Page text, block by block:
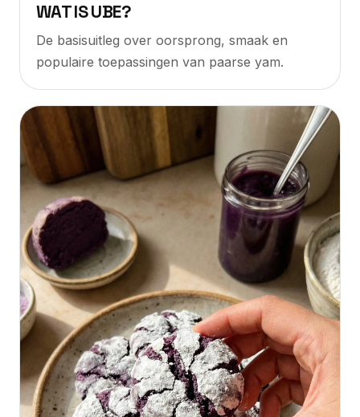
WAT IS UBE?
De basisuitleg over oorsprong, smaak en
populaire toepassingen van paarse yam.